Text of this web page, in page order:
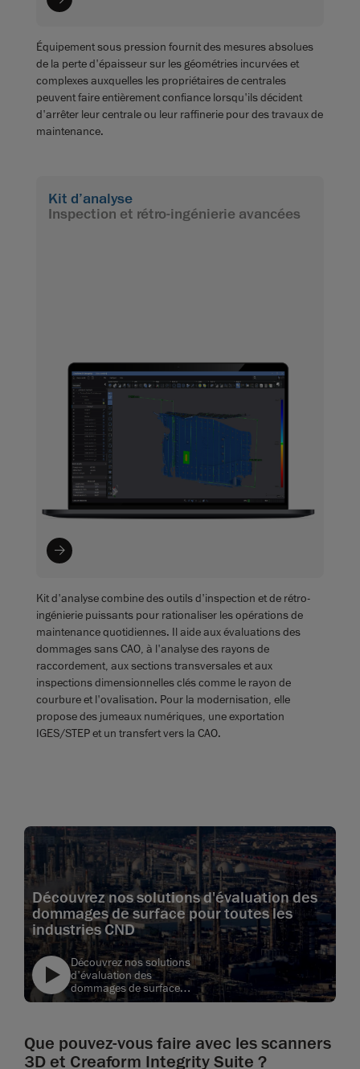
Équipement sous pression fournit des mesures absolues
de la perte d'épaisseur sur les géométries incurvées et
complexes auxquelles les propriétaires de centrales
peuvent faire entièrement confiance lorsqu'ils décident
d'arrêter leur centrale ou leur raffinerie pour des travaux de
maintenance.
Kit d’analyse
Inspection et rétro-ingénierie avancées
Kit d'analyse combine des outils d'inspection et de rétro-
ingénierie puissants pour rationaliser les opérations de
maintenance quotidiennes. Il aide aux évaluations des
dommages sans CAO, à l'analyse des rayons de
raccordement, aux sections transversales et aux
inspections dimensionnelles clés comme le rayon de
courbure et l'ovalisation. Pour la modernisation, elle
propose des jumeaux numériques, une exportation
IGES/STEP et un transfert vers la CAO.
Découvrez nos solutions d'évaluation des
dommages de surface pour toutes les
industries CND
Découvrez nos solutions
d'évaluation des
dommages de surface
pour toutes les industries
Que pouvez-vous faire avec les scanners
3D et Creaform Integrity Suite ?